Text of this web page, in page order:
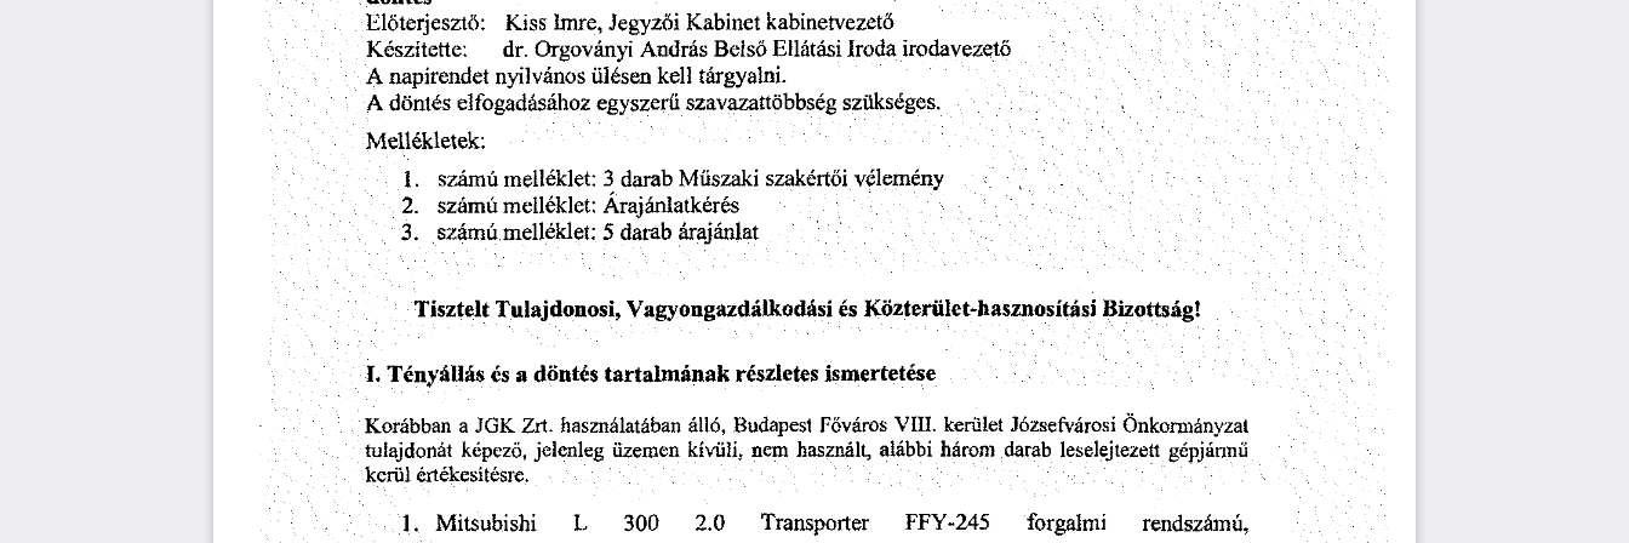
Eldterjeszto:
Kiss Imre, Jegyzdi Kabinet kabinetvezetd
Keszitette:
dr. Orgovanyi Andras Belsd Ellatasi Iroda irodavezetd
A napirendet nyilvanos iildsen kell targyalni.
A domes elfogadasahoz egyszerii szavazattobbseg szUkseges.
Mellekletek:
1.
szamu melleklet: 3 darab Miiszaki szakertdi velemeny
2.
szamu melleklet: Arajanlatkeres
3.
szamu melleklet: 5 darab arajanlat
Tisztelt Tulajdonosi, Vagyongazdalkodasi es Kdzterulet-hasznositasi Bizottsag!
1. Tenyalias es a dontes tartalmanak reszletes ismertetese
Korabban a JGK Zrt. hasznalataban alld, Budapest Fovaros VIII. kerulet Jdzsefvarosi Onkormanyzal
tulajdonat kepezo, jelenleg uzemen kiviili, nem hasznalt, alabbi harom darab leselejtezett gepjarmu
keriil ertekesitesre.
1. Mitsubishi L 300 2.0 Transporter FFY-245 forgalmi rendszamu,